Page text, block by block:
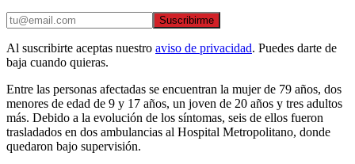
Suscribirme
Al suscribirte aceptas nuestro aviso de privacidad. Puedes darte de
baja cuando quieras.
Entre las personas afectadas se encuentran la mujer de 79 años, dos
menores de edad de 9 y 17 años, un joven de 20 años y tres adultos
más. Debido a la evolución de los síntomas, seis de ellos fueron
trasladados en dos ambulancias al Hospital Metropolitano, donde
quedaron bajo supervisión.